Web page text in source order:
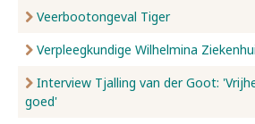
Veerbootongeval Tiger
Verpleegkundige Wilhelmina
Interview Tjalling van der Goot:
goed'